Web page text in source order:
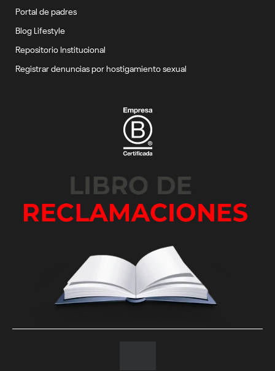
Portal de padres
Blog Lifestyle
Repositorio Institucional
Registrar denuncias por hostigamiento sexual